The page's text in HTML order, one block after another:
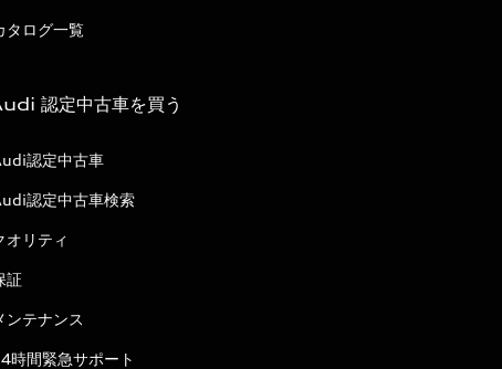
タログ一覧
認定中古車を買う
認定中古車
認定中古車検索
オリティ
証
ンテナンス
時間緊急サポート